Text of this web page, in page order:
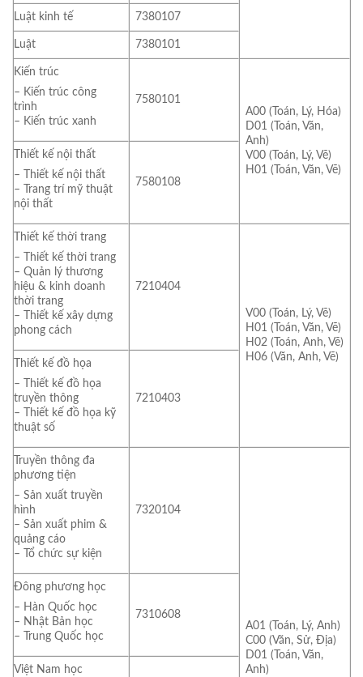
Luật kinh tế 7380107
Luật 7380101
Kiến trúc
– Kiến trúc công
trình
– Kiến trúc xanh
7580101
A00 (Toán, Lý, Hóa)
D01 (Toán, Văn,
Anh)
V00 (Toán, Lý, Vẽ)
H01 (Toán, Văn, Vẽ)
Thiết kế nội thất
– Thiết kế nội thất
– Trang trí mỹ thuật
nội thất
7580108
Thiết kế thời trang
– Thiết kế thời trang
– Quản lý thương
hiệu & kinh doanh
thời trang
– Thiết kế xây dựng
phong cách
7210404
V00 (Toán, Lý, Vẽ)
H01 (Toán, Văn, Vẽ)
H02 (Toán, Anh, Vẽ)
H06 (Văn, Anh, Vẽ)
Thiết kế đồ họa
– Thiết kế đồ họa
truyền thông
– Thiết kế đồ họa kỹ
thuật số
7210403
Truyền thông đa
phương tiện
– Sản xuất truyền
hình
– Sản xuất phim &
quảng cáo
– Tổ chức sự kiện
7320104
A01 (Toán, Lý, Anh)
C00 (Văn, Sử, Địa)
D01 (Toán, Văn,
Anh)
Đông phương học
– Hàn Quốc học
– Nhật Bản học
– Trung Quốc học
7310608
Việt Nam học